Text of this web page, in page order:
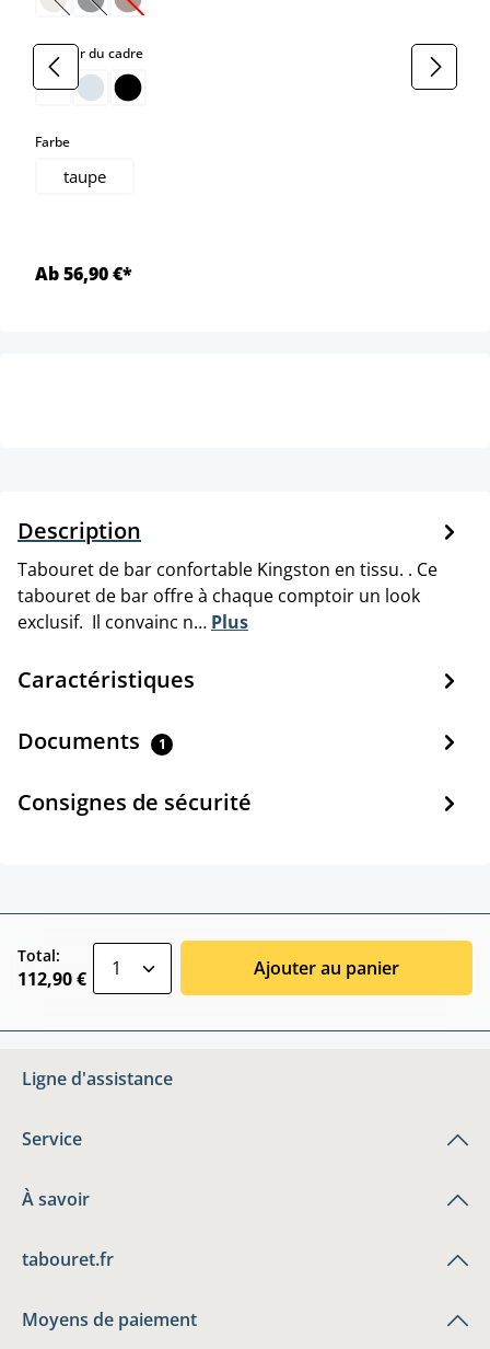
(Cette option n'est pas disponible pour le moment.)
(Cette option n'est pas disponible pour le moment.)
(Cette option n'est pas disponible pour le moment.)
Couleur du cadreselect
Farbeselect
taupe
Ab 56,90 €*
Description
Tabouret de bar confortable Kingston en tissu. . Ce
tabouret de bar offre à chaque comptoir un look
exclusif. Il convainc n… Plus
Caractéristiques
Documents 1
Consignes de sécurité
Total:
112,90 € Ajouter au panier
Ligne d'assistance
Service
À savoir
tabouret.fr
Moyens de paiement